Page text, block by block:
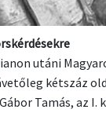
utáni
kétszáz
Tamás, az